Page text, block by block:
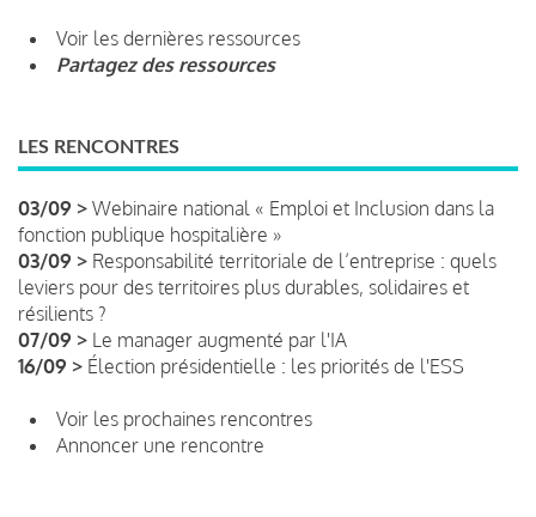
Voir les dernières ressources
Partagez des ressources
LES RENCONTRES
03/09 > Webinaire national « Emploi et Inclusion dans la
fonction publique hospitalière »
03/09 > Responsabilité territoriale de l’entreprise : quels
leviers pour des territoires plus durables, solidaires et
résilients ?
07/09 > Le manager augmenté par l'IA
16/09 > Élection présidentielle : les priorités de l'ESS
Voir les prochaines rencontres
Annoncer une rencontre